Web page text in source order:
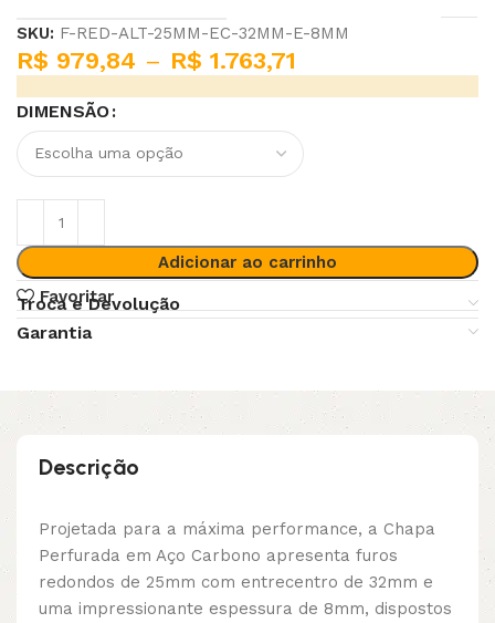
SKU: F-RED-ALT-25MM-EC-32MM-E-8MM
R$ 979,84 – R$ 1.763,71
DIMENSÃO
Adicionar ao carrinho
Favoritar
Troca e Devolução
Garantia
Descrição
Projetada para a máxima performance, a Chapa
Perfurada em Aço Carbono apresenta furos
redondos de 25mm com entrecentro de 32mm e
uma impressionante espessura de 8mm, dispostos